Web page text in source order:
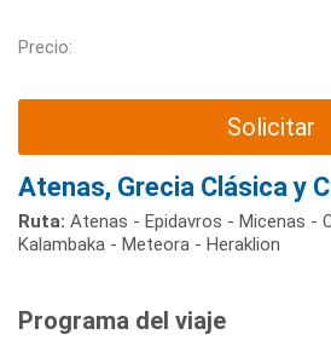
Precio:
Solicitar
Atenas, Grecia Clásica y
Ruta: Atenas - Epidavros - Micenas -
Kalambaka - Meteora - Heraklion
Programa del viaje